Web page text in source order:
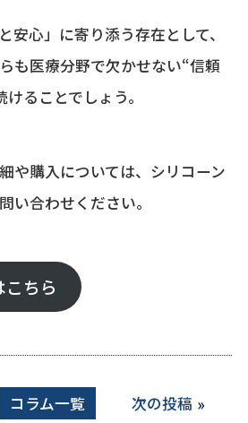
安心」に寄り添う存在として、
も医療分野で欠かせない“信頼
ることでしょう。
や購入については、シリコーン
い合わせください。
ちら
コラム一覧 次の投稿